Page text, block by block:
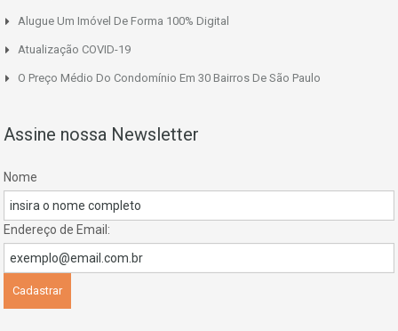
Alugue Um Imóvel De Forma 100% Digital
Atualização COVID-19
O Preço Médio Do Condomínio Em 30 Bairros De São Paulo
Assine nossa Newsletter
Nome
Endereço de Email: